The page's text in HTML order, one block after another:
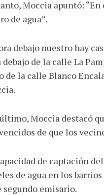
Moccia apuntó:
de agua”.
debajo nuestro hay
debajo de la calle La
de la calle Blanco
Moccia destacó
de que los
de captación
de agua en los
segundo emisario.